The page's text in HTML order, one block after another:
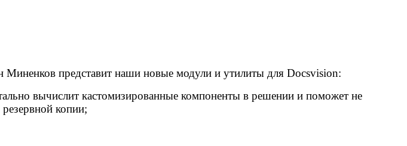
Миненков представит наши новые модули и утилиты для Docsvision:
вычислит кастомизированные компоненты в решении и поможет не
копии;